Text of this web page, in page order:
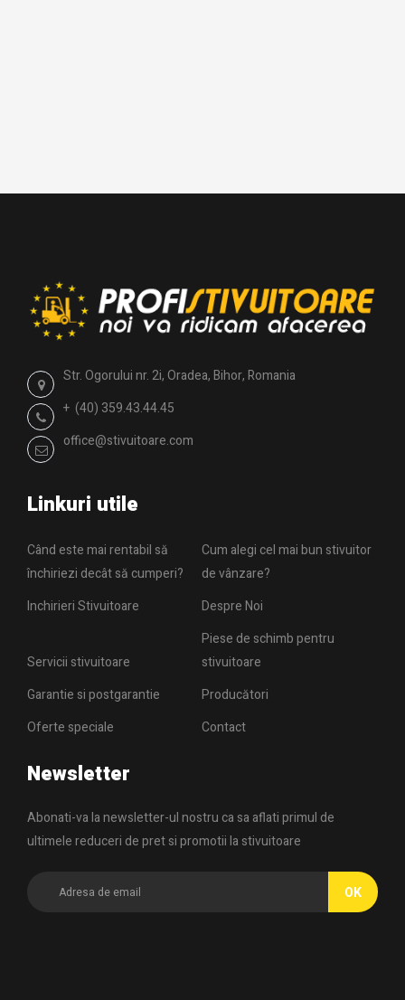
Str. Ogorului nr. 2i, Oradea, Bihor, Romania
+ (40) 359.43.44.45
office@stivuitoare.com
Linkuri utile
Când este mai rentabil să
închiriezi decât să cumperi?
Cum alegi cel mai bun stivuitor
de vânzare?
Inchirieri Stivuitoare
Despre Noi
Servicii stivuitoare
Piese de schimb pentru
stivuitoare
Garantie si postgarantie
Producători
Oferte speciale
Contact
Newsletter
Abonati-va la newsletter-ul nostru ca sa aflati primul de
ultimele reduceri de pret si promotii la stivuitoare
OK